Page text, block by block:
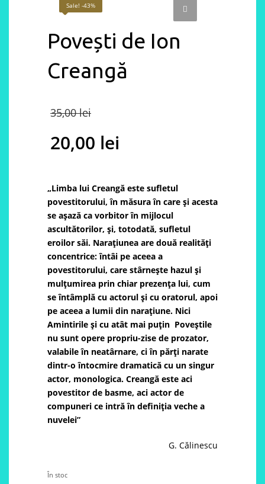
Sale! -43%
Povești de Ion
Creangă
35,00lei
price
35,00 lei.
20,00 lei
price
is:
20,00 lei.
„Limba lui Creangă este sufletul
povestitorului, în măsura în care şi acesta
se aşază ca vorbitor în mijlocul
ascultătorilor, şi, totodată, sufletul
eroilor săi. Naraţiunea are două realităţi
concentrice: întâi pe aceea a
povestitorului, care stârneşte hazul şi
mulţumirea prin chiar prezenţa lui, cum
se întâmplă cu actorul şi cu oratorul, apoi
pe aceea a lumii din naraţiune. Nici
Amintirile şi cu atât mai puţin Poveştile
nu sunt opere propriu-zise de prozator,
valabile în neatârnare, ci în părţi narate
dintr-o întocmire dramatică cu un singur
actor, monologica. Creangă este aci
povestitor de basme, aci actor de
compuneri ce intră în definiţia veche a
nuvelei”
G. Călinescu
În stoc